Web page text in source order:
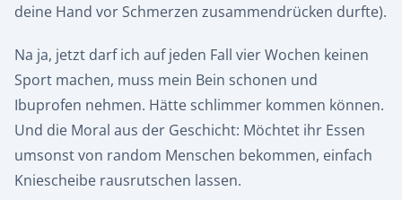
deine Hand vor Schmerzen zusammendrücken durfte).
Na ja, jetzt darf ich auf jeden Fall vier Wochen keinen
Sport machen, muss mein Bein schonen und
Ibuprofen nehmen. Hätte schlimmer kommen können.
Und die Moral aus der Geschicht: Möchtet ihr Essen
umsonst von random Menschen bekommen, einfach
Kniescheibe rausrutschen lassen.